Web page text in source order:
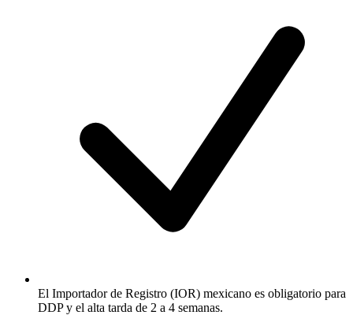
El Importador de Registro (IOR) mexicano es obligatorio para
DDP y el alta tarda de 2 a 4 semanas.